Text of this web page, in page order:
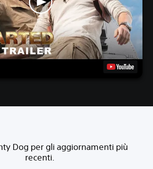
Dog per gli aggiornamenti più
recenti.